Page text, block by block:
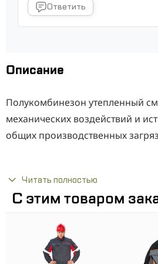
Ответить
Описание
Полукомбинезон утепленный
механических воздействий и
общих производственных
"молнию", накладными
бретелями на фастексах.
застежка на молнию
кулиса с эластичной
Читать полностью
С этим товаром